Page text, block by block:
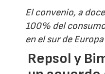
El convenio, a
100% del
en el sur de Europa
Repsol y